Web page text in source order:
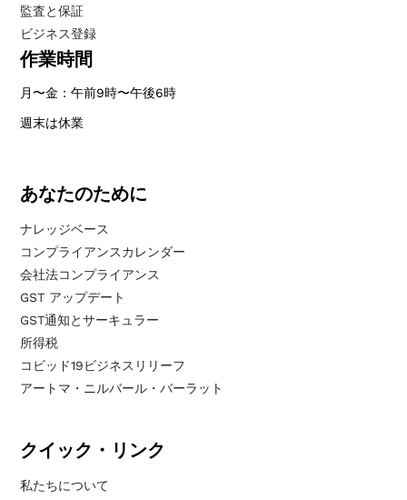
監査と保証
ビジネス登録
作業時間
月〜金：午前9時〜午後6時
週末は休業
あなたのために
ナレッジベース
コンプライアンスカレンダー
会社法コンプライアンス
GST アップデート
GST通知とサーキュラー
所得税
コビッド19ビジネスリリーフ
アートマ・ニルバール・バーラット
クイック・リンク
私たちについて